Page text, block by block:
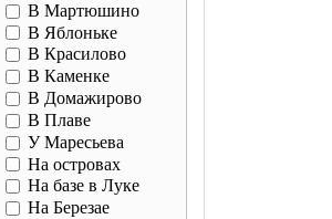
В Мартюшино
В Яблоньке
В Красилово
В Каменке
В Домажирово
В Плаве
У Маресьева
На островах
На базе в Луке
На Березае